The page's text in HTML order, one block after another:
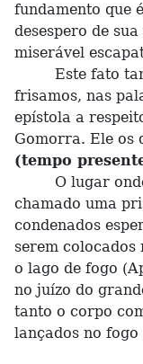
fundamento que
desespero de
miserável
Este fato
frisamos, nas
epístola a
Gomorra. Ele os
(tempo
O lugar onde
chamado uma
condenados
serem colocados
o lago de fogo
no juízo do
tanto o corpo
lançados no